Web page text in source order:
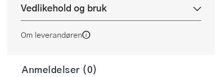
Vedlikehold og bruk
Om leverandøren
Anmeldelser (0)